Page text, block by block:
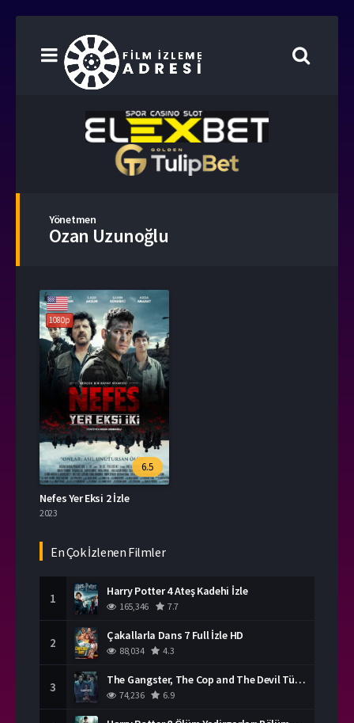
Yönetmen
Ozan Uzunoğlu
1080p
6.5
Nefes Yer Eksi 2 İzle
2023
En Çok İzlenen Filmler
1 Harry Potter 4 Ateş Kadehi İzle
165,346 7.7
2 Çakallarla Dans 7 Full İzle HD
88,034 4.3
3 The Gangster, The Cop and The Devil Türkçe Dublaj İzle
74,236 6.9